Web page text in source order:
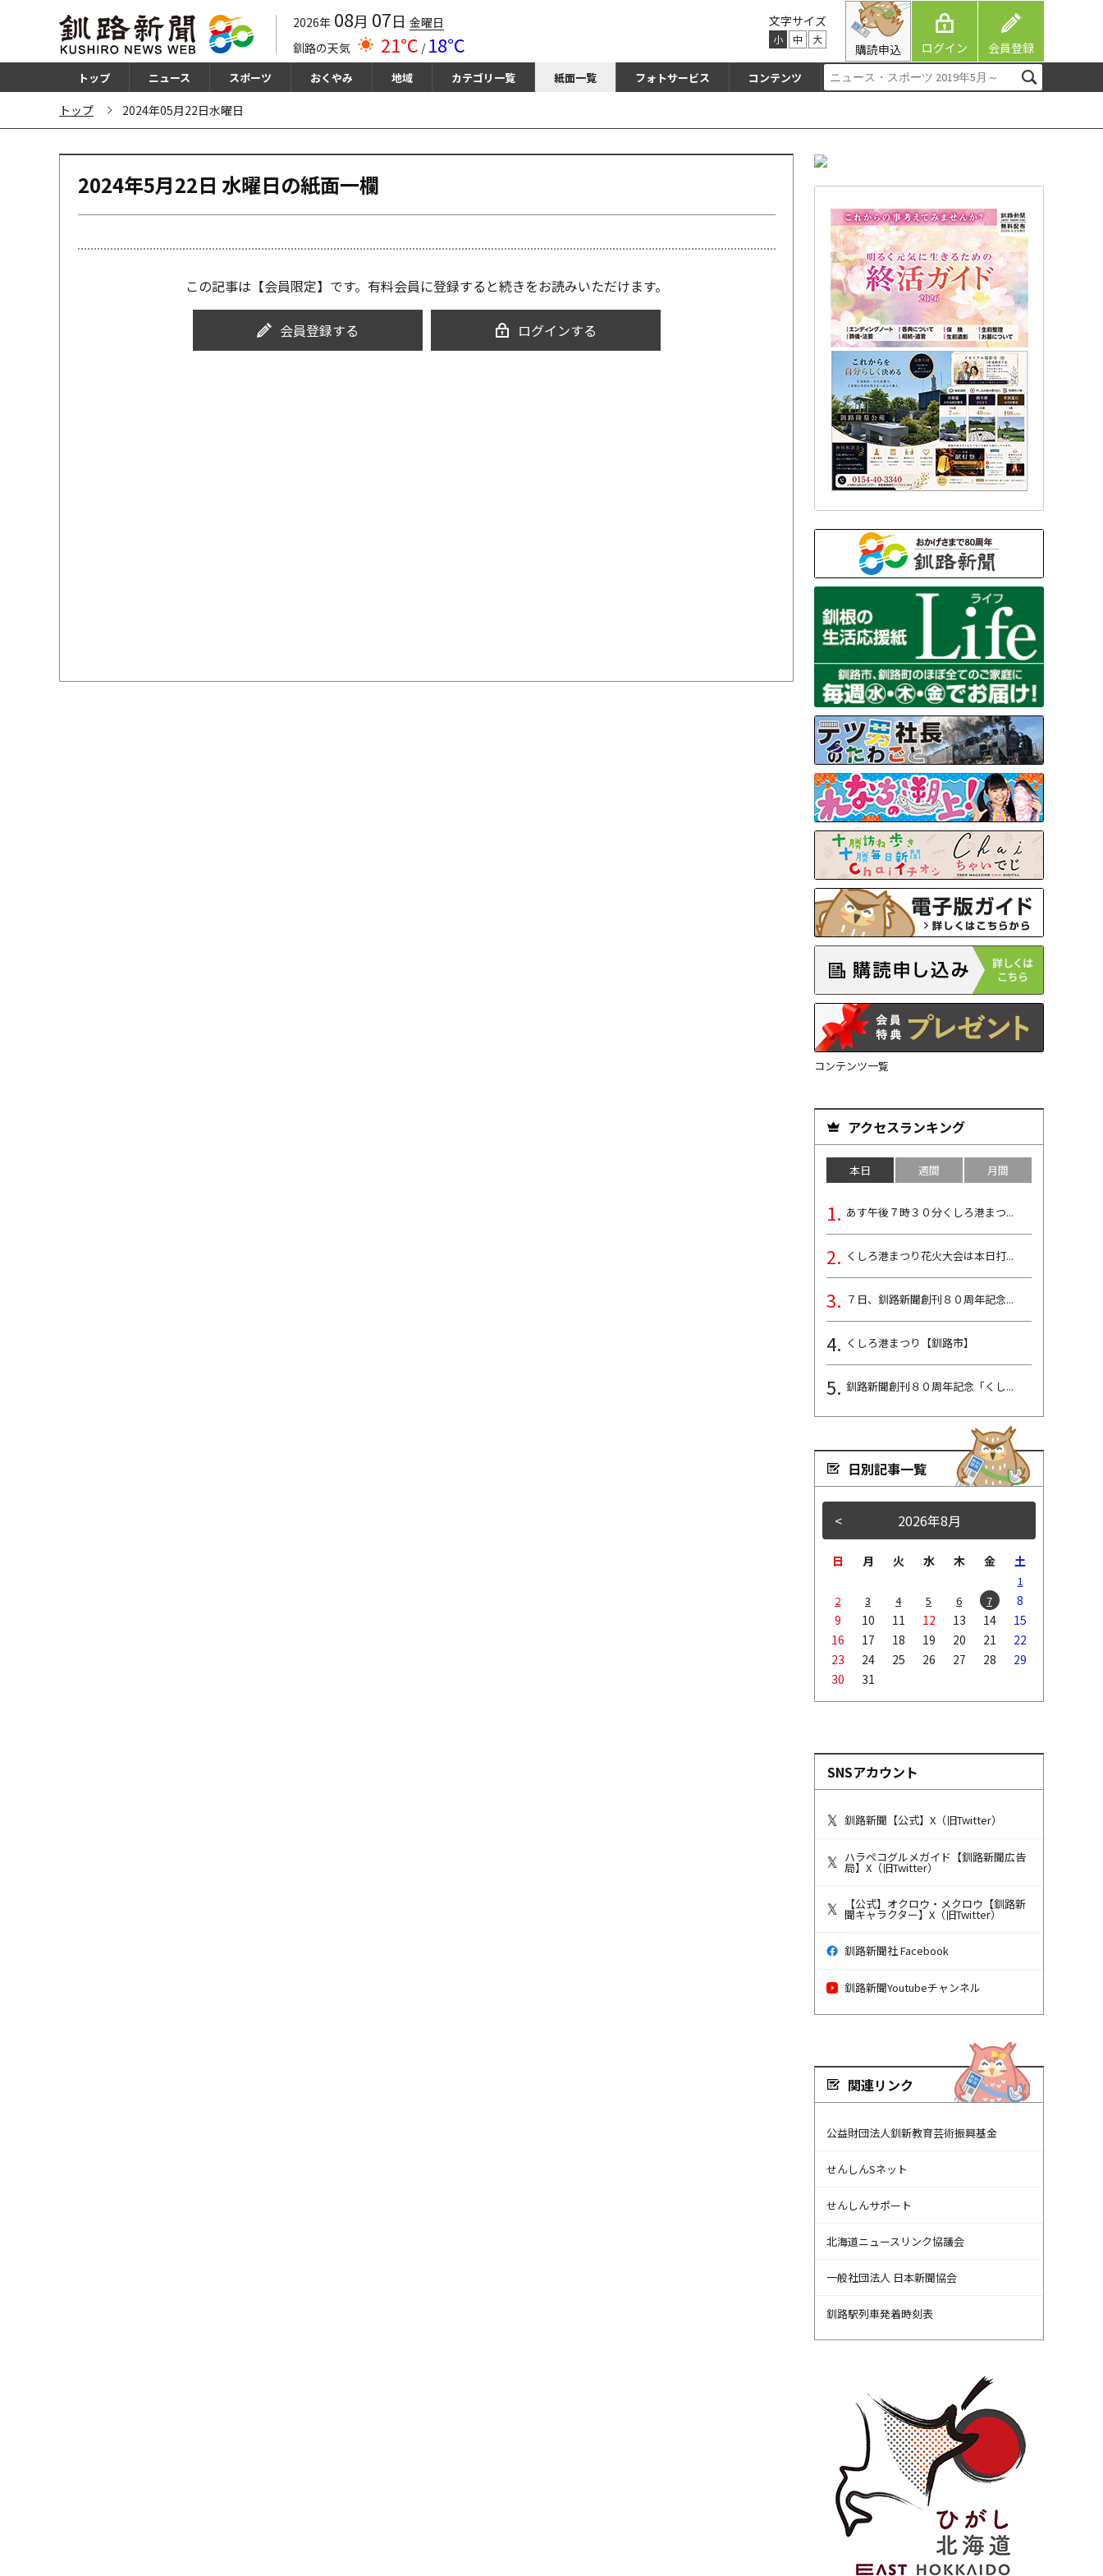
2026年 08月 07日 金曜日
釧路の天気
21℃ / 18℃
文字サイズ
小 中 大
購読申込 ログイン 会員登録
トップ ニュース スポーツ おくやみ 地域 カテゴリ一覧 紙面一覧 フォトサービス コンテンツ
トップ 2024年05月22日水曜日
2024年5月22日 水曜日の紙⾯⼀欄
この記事は【会員限定】です。有料会員に登録すると続きをお読みいただけます。
会員登録する ログインする
コンテンツ一覧
アクセスランキング
本日 週間 月間
あす午後７時３０分くしろ港まつ...
くしろ港まつり花火大会は本日打...
７日、釧路新聞創刊８０周年記念...
くしろ港まつり【釧路市】
釧路新聞創刊８０周年記念「くし...
日別記事一覧
< 2026年8月
日 月 火 水 木 金 土
1
2
3 4 5 6 7
8
9
10 11 12 13 14
15
16
17 18 19 20 21
22
23
24 25 26 27 28
29
30
31
SNSアカウント
釧路新聞【公式】X（旧Twitter）
ハラペコグルメガイド【釧路新聞広告
局】X（旧Twitter）
【公式】オクロウ・メクロウ【釧路新
聞キャラクター】X（旧Twitter）
釧路新聞社 Facebook
釧路新聞Youtubeチャンネル
関連リンク
公益財団法人釧新教育芸術振興基金
せんしんSネット
せんしんサポート
北海道ニュースリンク協議会
一般社団法人 日本新聞協会
釧路駅列車発着時刻表